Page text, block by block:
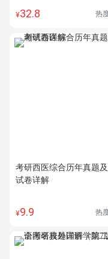
¥32.8 热
考研西医综合历年真题
试卷详解
¥9.9 热